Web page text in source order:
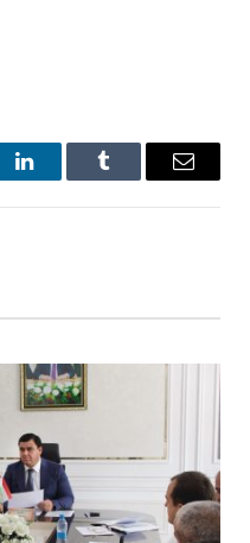
LinkedInTumblr Email